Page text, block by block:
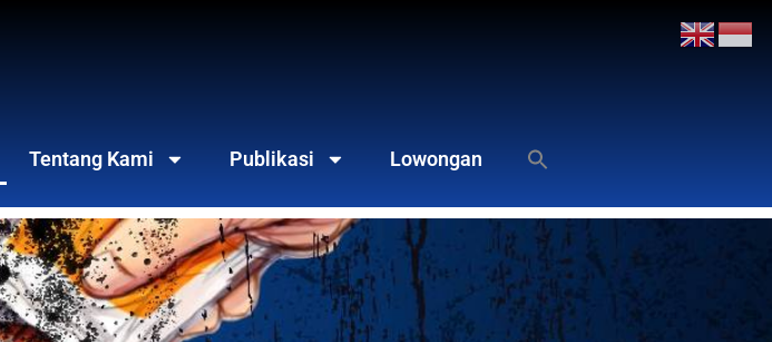
Tentang Kami Publikasi Lowongan